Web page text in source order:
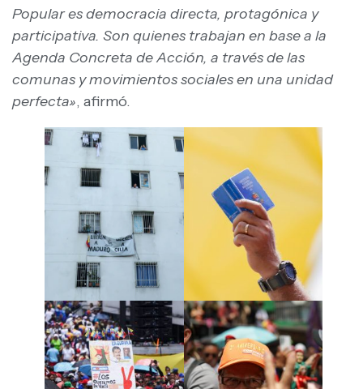
Popular es democracia directa, protagónica y
participativa. Son quienes trabajan en base a la
Agenda Concreta de Acción, a través de las
comunas y movimientos sociales en una unidad
perfecta», afirmó.